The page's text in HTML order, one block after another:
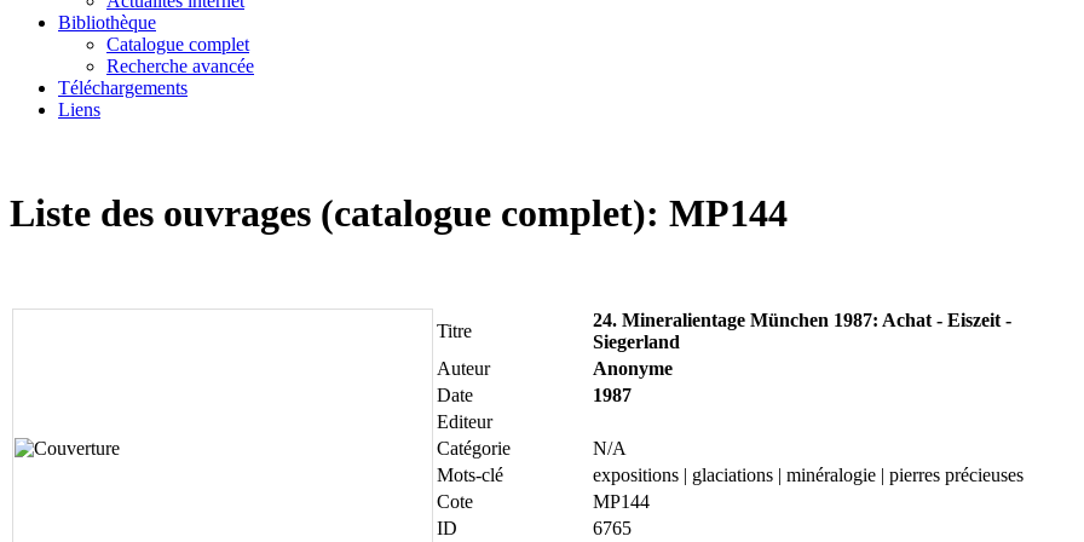
Bibliothèque
Catalogue complet
Recherche avancée
Téléchargements
Liens
Liste des ouvrages (catalogue complet): MP144
Titre
24. Mineralientage München 1987: Achat - Eiszeit -
Siegerland
Auteur
Anonyme
Date
1987
Editeur
Catégorie
N/A
Mots-clé
expositions | glaciations | minéralogie | pierres précieuses
Cote
MP144
ID
6765